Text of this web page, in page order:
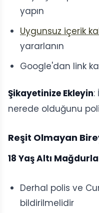
yapın
Uygunsuz içerik
yararlanın
Google'dan link
Şikayetinize Ekleyin:
nerede olduğunu
Reşit Olmayan
18 Yaş Altı
Derhal polis ve
bildirilmelidir